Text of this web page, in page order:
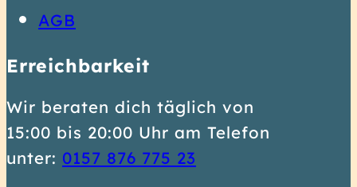
AGB
Erreichbarkeit
Wir beraten dich täglich von
15:00 bis 20:00 Uhr am Telefon
unter: 0157 876 775 23